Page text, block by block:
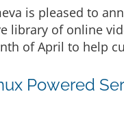
is pleased to
library of online
of April to help
Powered